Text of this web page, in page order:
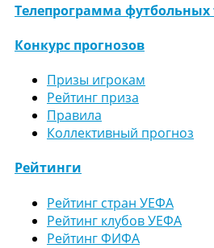
Телепрограмма футбольных
Конкурс прогнозов
Призы игрокам
Рейтинг приза
Правила
Коллективный прогноз
Рейтинги
Рейтинг стран УЕФА
Рейтинг клубов УЕФА
Рейтинг ФИФА